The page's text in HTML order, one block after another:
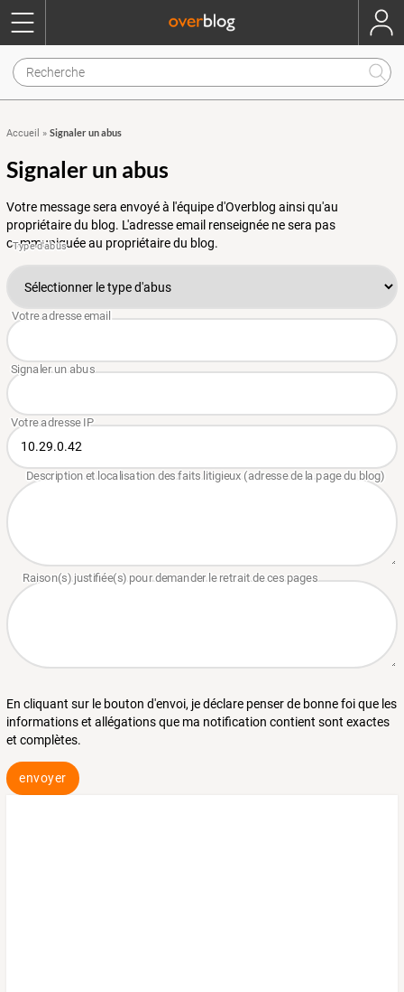
Accueil » Signaler un abus
Signaler un abus
Votre message sera envoyé à l'équipe d'Overblog ainsi qu'au
propriétaire du blog. L'adresse email renseignée ne sera pas
communiquée au propriétaire du blog.
En cliquant sur le bouton d'envoi, je déclare penser de bonne foi que les
informations et allégations que ma notification contient sont exactes
et complètes.
envoyer